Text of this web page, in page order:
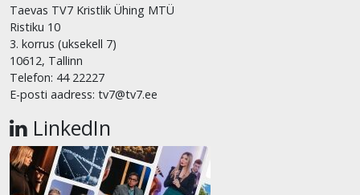
Taevas TV7 Kristlik Ühing MTÜ
Ristiku 10
3. korrus (uksekell 7)
10612, Tallinn
Telefon: 44 22227
E-posti aadress: tv7@tv7.ee
LinkedIn